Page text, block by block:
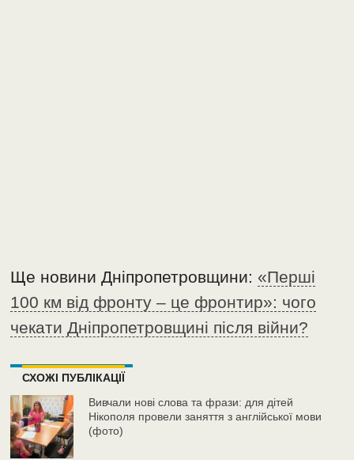
Ще новини Дніпропетровщини:«Перші
100 км від фронту – це фронтир»: чого
чекати Дніпропетровщині після війни?
СХОЖІ ПУБЛІКАЦІЇ
Вивчали нові слова та фрази: для дітей
Нікополя провели заняття з англійської мови
(фото)